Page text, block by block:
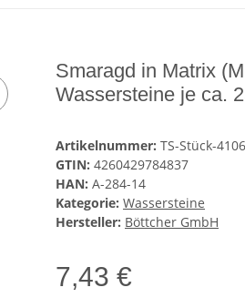
Smaragd in Matrix
Wassersteine je ca.
Artikelnummer: TS-Stück-4106
GTIN: 4260429784837
HAN: A-284-14
Kategorie: Wassersteine
Hersteller: Böttcher GmbH
7,43 €